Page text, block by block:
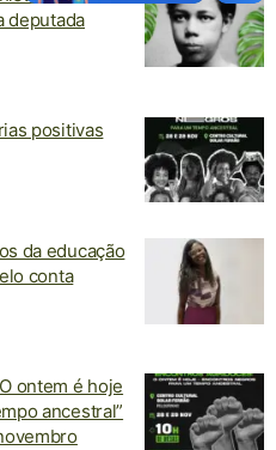
deputada
positivas
da educação
conta
ontem é hoje
ancestral”